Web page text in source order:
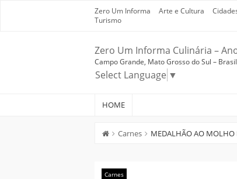
Zero Um Informa Arte e Cultura
Turismo
Zero Um Informa Culinária –
Campo Grande, Mato Grosso do Sul – Brasil
Select Language ▼
HOME
Carnes MEDALHÃO AO MOLHO
Carnes